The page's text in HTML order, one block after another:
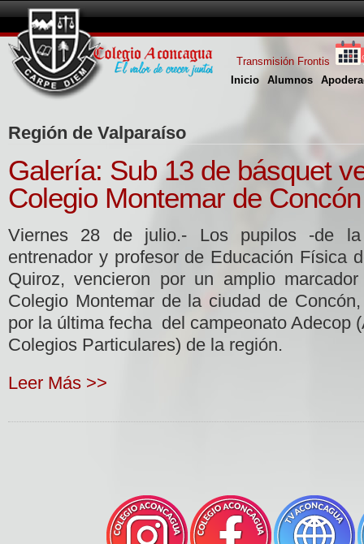
Inicio Alumnos
Transmisión Frontis
Región de Valparaíso
Galería: Sub 13 de básquet
Colegio Montemar de Concón
Viernes 28 de julio.- Los pupilos -de
entrenador y profesor de Educación Física
Quiroz, vencieron por un amplio
Colegio Montemar de la ciudad de
por la última fecha del campeonato Adecop
Colegios Particulares) de la región.
Leer Más >>